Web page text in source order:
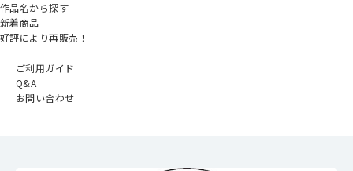
作品名から探す
新着商品
好評により再販売！
ご利用ガイド
Q&A
お問い合わせ